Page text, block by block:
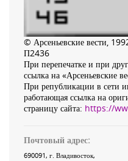
© Арсеньевские вести,
П2436
При перепечатке и при
ссылка на «Арсеньевские
При републикации в сети
работающая ссылка на
страницу сайта: https://
Почтовый адрес:
690091, г. Владивосток,